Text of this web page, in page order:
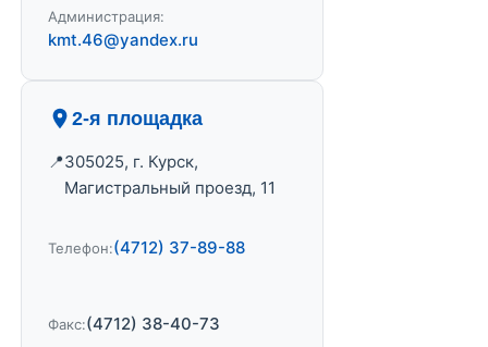
Администрация:
kmt.46@yandex.ru
2-я площадка
305025, г. Курск,
Магистральный проезд, 11
Телефон:(4712) 37-89-88
Факс:(4712) 38-40-73